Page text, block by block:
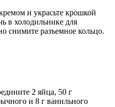
и украсьте крошкой
в холодильнике для
снимите разъемное кольцо.
2 яйца, 50 г
и 8 г ванильного